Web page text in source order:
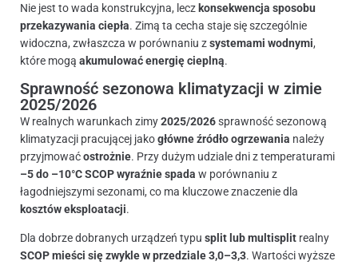
Nie jest to wada konstrukcyjna, lecz konsekwencja sposobu
przekazywania ciepła. Zimą ta cecha staje się szczególnie
widoczna, zwłaszcza w porównaniu zsystemami wodnymi,
które mogą akumulować energię cieplną.
Sprawność sezonowa klimatyzacji w zimie
2025/2026
W realnych warunkach zimy2025/2026sprawność sezonową
klimatyzacji pracującej jakogłówne źródło ogrzewania należy
przyjmowaćostrożnie. Przy dużym udziale dni z temperaturami
–5 do –10°CSCOP wyraźnie spada w porównaniu z
łagodniejszymi sezonami, co ma kluczowe znaczenie dla
kosztów eksploatacji.
Dla dobrze dobranych urządzeń typu split lub multisplit realny
SCOP mieści się zwykle w przedziale 3,0–3,3. Wartości wyższe